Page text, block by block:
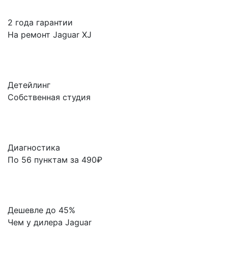
2 года гарантии
На ремонт Jaguar XJ
Детейлинг
Собственная студия
Диагностика
По 56 пунктам за 490₽
Дешевле до 45%
Чем у дилера Jaguar